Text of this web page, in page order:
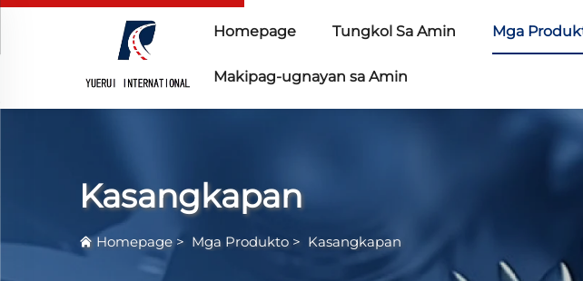
Homepage Tungkol Sa Amin Mga
Makipag-ugnayan sa Amin
Kasangkapan
Homepage > Mga Produkto > Kasangkapan